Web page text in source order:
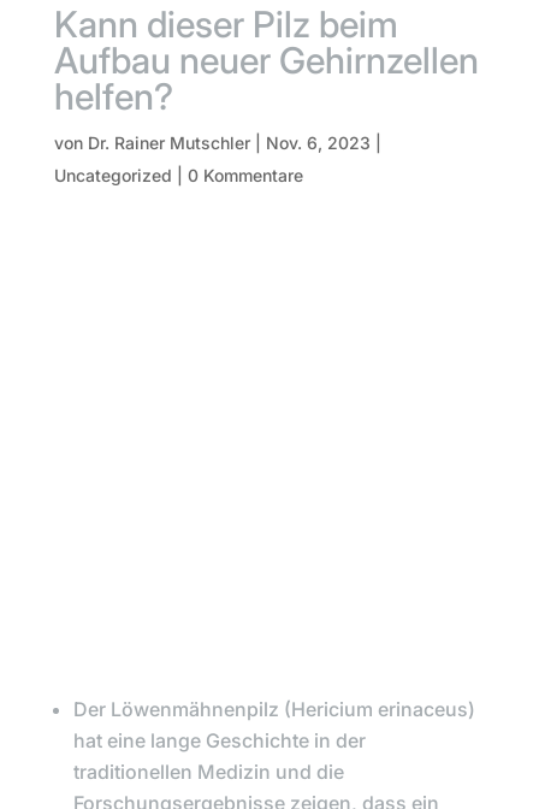
Kann dieser Pilz beim
Aufbau neuer Gehirnzellen
helfen?
von Dr. Rainer Mutschler| Nov. 6, 2023
Uncategorized
0 Kommentare
Der Löwenmähnenpilz (Hericium erinaceus)
hat eine lange Geschichte in der
traditionellen Medizin und die
Forschungsergebnisse zeigen, dass ein